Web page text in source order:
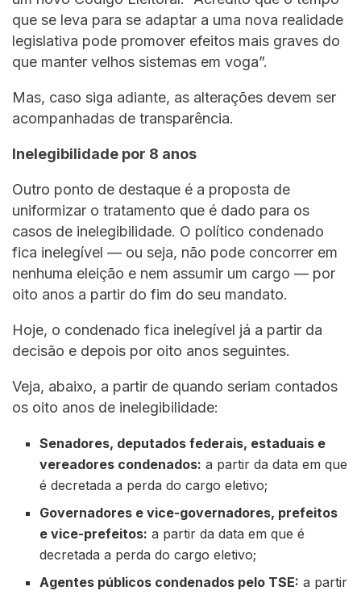
que se leva para se adaptar a uma nova realidade
legislativa pode promover efeitos mais graves do
que manter velhos sistemas em voga”.
Mas, caso siga adiante, as alterações devem ser
acompanhadas de transparência.
Inelegibilidade por 8 anos
Outro ponto de destaque é a proposta de
uniformizar o tratamento que é dado para os
casos de inelegibilidade. O político condenado
fica inelegível — ou seja, não pode concorrer em
nenhuma eleição e nem assumir um cargo — por
oito anos a partir do fim do seu mandato.
Hoje, o condenado fica inelegível já a partir da
decisão e depois por oito anos seguintes.
Veja, abaixo, a partir de quando seriam contados
os oito anos de inelegibilidade:
Senadores, deputados federais, estaduais e
vereadores condenados: a partir da data em que
é decretada a perda do cargo eletivo;
Governadores e vice-governadores, prefeitos
e vice-prefeitos: a partir da data em que é
decretada a perda do cargo eletivo;
Agentes públicos condenados pelo TSE: a partir